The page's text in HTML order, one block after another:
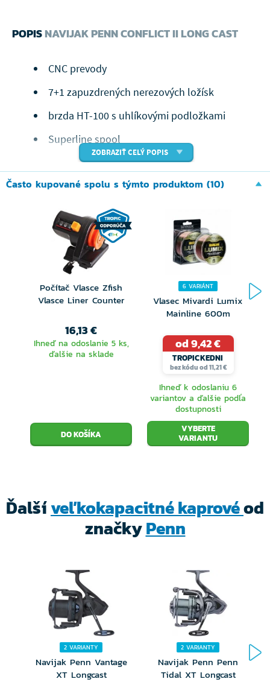
POPISNAVIJAK PENN CONFLICT II LONG CAST
CNC prevody
7+1 zapuzdrených nerezových ložísk
brzda HT-100 s uhlíkovými podložkami
Superline spool
kapacitné krúžky pre ľahké zistenie množstva
vlasca alebo šnúry na cievke
navijak je prispôsobený na používanie šnúry
"braid ready"
Značka PENN prichádza s inovovanou verziou radu
Conflict. Okrem menšej veľkosti zaradila do svojho
sortimentu aj verziu Long Cast, kde najväčší model
veľkosti 8000 disponuje neskutočnou kapacitou cez
1000m šnúry 0,12mm. Oproti predchádzajúcej verzii je
verzia II ľahšia, silnejšia, má hladší chod a celkovo
je z 30% tvorený z uhlíkových vklákien. Práve týchto
30% zaisťuje onú nízku hmotnosť.
ZOBRAZIŤ CELÝ POPIS
Často kupované spolu s týmto produktom (10)
Počítač Vlasce Zfish
Vlasce Liner Counter
16,13 €
Ihneď na odoslanie 5 ks,
ďalšie na sklade
6 VARIÁNT
Vlasec Mivardi Lumix
Mainline 600m
od 9,42 €
TROPICKEDNI
bez kódu od 11,21 €
Ihneď k odoslaniu 6
variantov a ďalšie podľa
dostupnosti
VYBERTE
VARIANTU
Ďalšíveľkokapacitné kaprovéod
značkyPenn
2 VARIANTY
Navijak Penn Vantage
XT Longcast
2 VARIANTY
Navijak Penn Penn
Tidal XT Longcast